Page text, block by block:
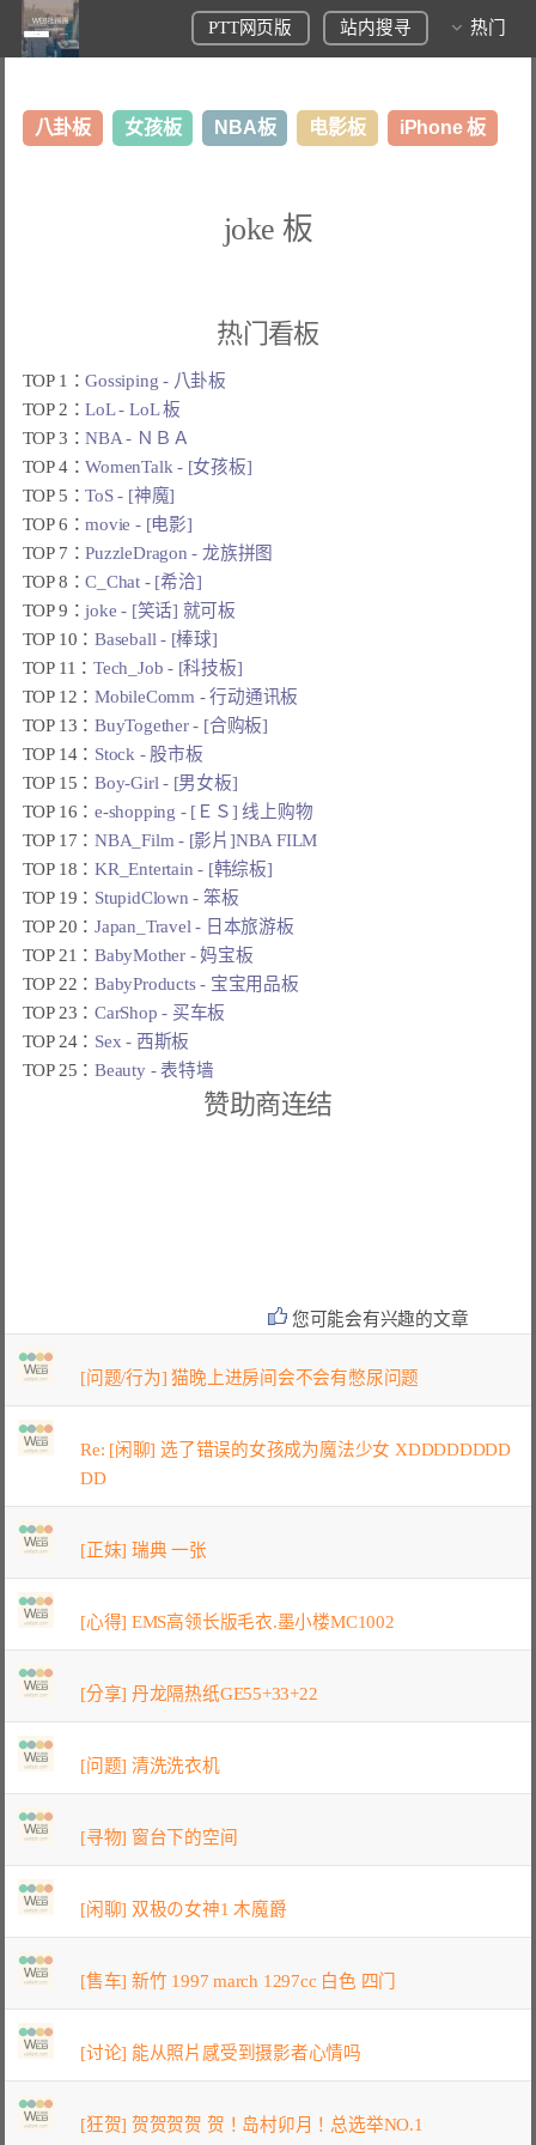
PTT网页版 站内搜寻 热门
八卦板 女孩板 NBA板 电影板 iPhone 板
joke 板
热门看板
TOP 1：Gossiping - 八卦板
TOP 2：LoL - LoL 板
TOP 3：NBA - ＮＢＡ
TOP 4：WomenTalk - [女孩板]
TOP 5：ToS - [神魔]
TOP 6：movie - [电影]
TOP 7：PuzzleDragon - 龙族拼图
TOP 8：C_Chat - [希洽]
TOP 9：joke - [笑话] 就可板
TOP 10：Baseball - [棒球]
TOP 11：Tech_Job - [科技板]
TOP 12：MobileComm - 行动通讯板
TOP 13：BuyTogether - [合购板]
TOP 14： Stock - 股市板
TOP 15：Boy-Girl - [男女板]
TOP 16：e-shopping - [ＥＳ] 线上购物
TOP 17：NBA_Film - [影片]NBA FILM
TOP 18：KR_Entertain - [韩综板]
TOP 19： StupidClown - 笨板
TOP 20：Japan_Travel - 日本旅游板
TOP 21：BabyMother - 妈宝板
TOP 22：BabyProducts - 宝宝用品板
TOP 23：CarShop - 买车板
TOP 24： Sex - 西斯板
TOP 25：Beauty - 表特墙
赞助商连结
您可能会有兴趣的文章
[问题/行为] 猫晚上进房间会不会有憋尿问题
Re: [闲聊] 选了错误的女孩成为魔法少女 XDDDDDDDD
DD
[正妹] 瑞典 一张
[心得] EMS高领长版毛衣.墨小楼MC1002
[分享] 丹龙隔热纸GE55+33+22
[问题] 清洗洗衣机
[寻物] 窗台下的空间
[闲聊] 双极の女神1 木魔爵
[售车] 新竹 1997 march 1297cc 白色 四门
[讨论] 能从照片感受到摄影者心情吗
[狂贺] 贺贺贺贺 贺！岛村卯月！总选举NO.1